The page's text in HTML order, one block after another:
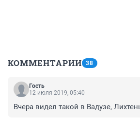
КОММЕНТАРИИ 38
Гость
12 июля 2019, 05:40
Вчера видел такой в Вадузе,